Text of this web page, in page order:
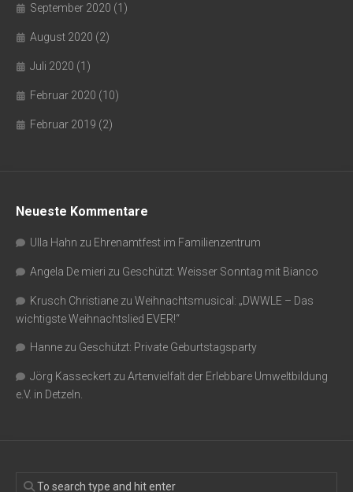
September 2020 (1)
August 2020 (2)
Juli 2020 (1)
Februar 2020 (10)
Februar 2019 (2)
Neueste Kommentare
Ulla Hahn zu Ehrenamtfest im Familienzentrum
Angela De mieri zu Geschützt: Weisser Sonntag mit Bianco
Krusch Christiane zu Weihnachtsmusical: „DWWLE – Das
wichtigste Weihnachtslied EVER!“
Hanne zu Geschützt: Private Geburtstagsparty
Jörg Kasseckert zu Artenvielfalt der Erlebbare Umweltbildung
e.V. in Detzeln.